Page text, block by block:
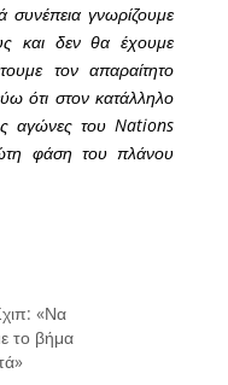
συνέπεια γνωρίζουμε
και δεν θα έχουμε
τον απαραίτητο
ότι στον κατάλληλο
αγώνες του Nations
φάση του πλάνου
«Να
το βήμα